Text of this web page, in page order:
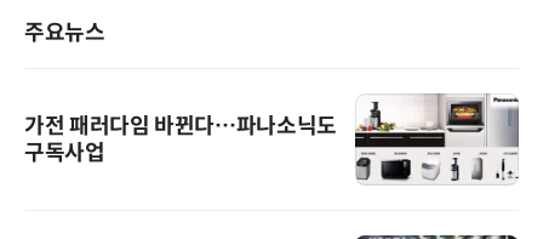
주요뉴스
가전 패러다임 바뀐다…파나소닉도
구독사업